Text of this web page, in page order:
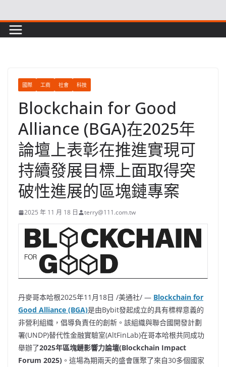
to
content
國際 工商 社會 科技
Blockchain for Good
Alliance (BGA)在2025年
論壇上表彰在推進實現可
持續發展目標上面取得突
破性進展的區塊鏈專案
2025 年 11 月 18 日 terry@111.com.tw
丹麥哥本哈根2025年11月18日 /美通社/ — Blockchain for
Good Alliance (BGA)是由Bybit發起成立的具有標桿意義的
非營利組織，倡導負責任的創新。該組織與聯合國開發計劃
署(UNDP)替代性金融實驗室(AltFinLab)在哥本哈根共同成功
舉辦了2025年區塊鏈影響力論壇(Blockchain Impact
Forum 2025) 。這場為期兩天的盛會匯聚了來自30多個國家